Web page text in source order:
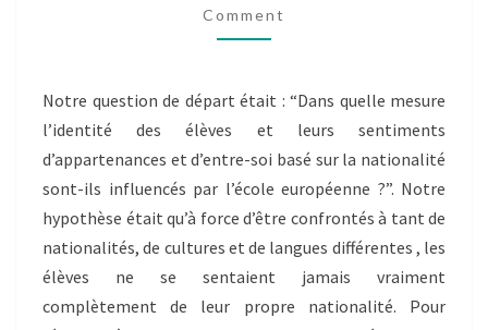
ÉTUDIANTS
À
D’UCCLE
(EEB1)
Comment
Notre question de départ était : “Dans quelle mesure
l’identité des élèves et leurs sentiments
d’appartenances et d’entre-soi basé sur la nationalité
sont-ils influencés par l’école européenne ?”. Notre
hypothèse était qu’à force d’être confrontés à tant de
nationalités, de cultures et de langues différentes , les
élèves ne se sentaient jamais vraiment
complètement de leur propre nationalité. Pour